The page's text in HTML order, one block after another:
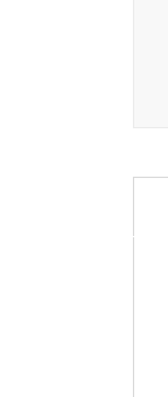
바
편
것
행